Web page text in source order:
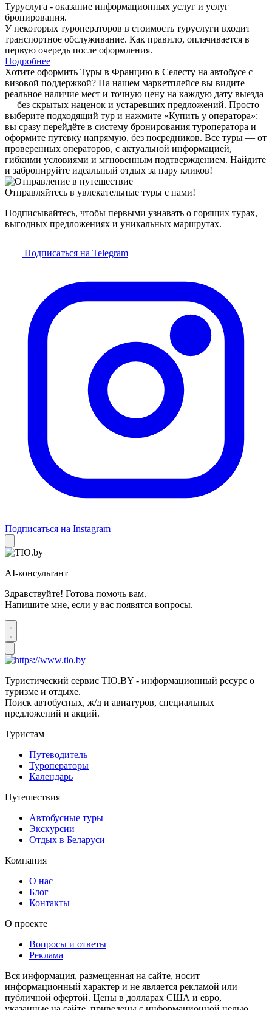
Туруслуга - оказание информационных услуг и услуг
бронирования.
У некоторых туроператоров в стоимость туруслуги входит
транспортное обслуживание. Как правило, оплачивается в
первую очередь после оформления.
Подробнее
Хотите оформить Туры в Францию в Селесту на автобусе с
визовой поддержкой? На нашем маркетплейсе вы видите
реальное наличие мест и точную цену на каждую дату выезда
— без скрытых наценок и устаревших предложений. Просто
выберите подходящий тур и нажмите «Купить у оператора»:
вы сразу перейдёте в систему бронирования туроператора и
оформите путёвку напрямую, без посредников. Все туры — от
проверенных операторов, с актуальной информацией,
гибкими условиями и мгновенным подтверждением. Найдите
и забронируйте идеальный отдых за пару кликов!
Отправляйтесь в увлекательные туры с нами!
Подписывайтесь, чтобы первыми узнавать о горящих турах,
выгодных предложениях и уникальных маршрутах.
Подписаться на Telegram
Подписаться на Instagram
AI-консультант
Здравствуйте! Готова помочь вам.
Напишите мне, если у вас появятся вопросы.
Туристический сервис TIO.BY - информационный ресурс о
туризме и отдыхе.
Поиск автобусных, ж/д и авиатуров, специальных
предложений и акций.
Туристам
Путеводитель
Туроператоры
Календарь
Путешествия
Автобусные туры
Экскурсии
Отдых в Беларуси
Компания
О нас
Блог
Контакты
О проекте
Вопросы и ответы
Реклама
Вся информация, размещенная на сайте, носит
информационный характер и не является рекламой или
публичной офертой. Цены в долларах США и евро,